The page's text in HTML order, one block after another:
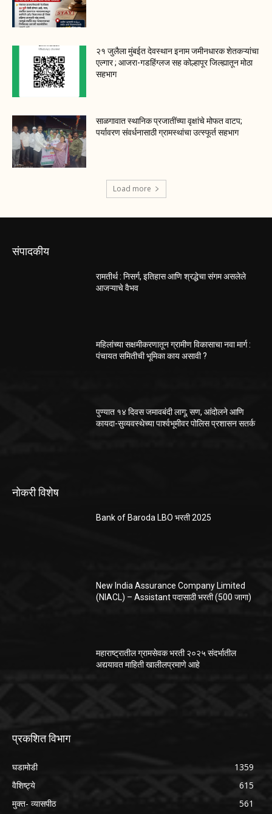
२१ जुलैला मुंबईत देवस्थान इनाम जमीनधारक शेतकऱ्यांचा
एल्गार ; आजरा-गडहिंग्लज सह कोल्हापूर जिल्ह्यातून मोठा
सहभाग
साळगावात स्थानिक प्रजातींच्या वृक्षांचे मोफत वाटप;
पर्यावरण संवर्धनासाठी ग्रामस्थांचा उत्स्फूर्त सहभाग
Load more
संपादकीय
रामतीर्थ : निसर्ग, इतिहास आणि श्रद्धेचा संगम असलेले
आजऱ्याचे वैभव
महिलांच्या सक्षमीकरणातून ग्रामीण विकासाचा नवा मार्ग :
पंचायत समितीची भूमिका काय असावी ?
पुण्यात १४ दिवस जमावबंदी लागू; सण, आंदोलने आणि
कायदा-सुव्यवस्थेच्या पार्श्वभूमीवर पोलिस प्रशासन सतर्क
नोकरी विशेष
Bank of Baroda LBO भरती 2025
New India Assurance Company Limited
(NIACL) – Assistant पदासाठी भरती (500 जागा)
महाराष्ट्रातील ग्रामसेवक भरती २०२५ संदर्भातील
अद्ययावत माहिती खालीलप्रमाणे आहे
प्रकशित विभाग
घडामोडी
1359
वैशिष्ट्ये
615
मुक्त- व्यासपीठ
561